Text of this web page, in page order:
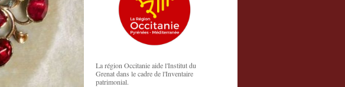
La région Occitanie aide l'Institut du
Grenat dans le cadre de l'Inventaire
patrimonial.